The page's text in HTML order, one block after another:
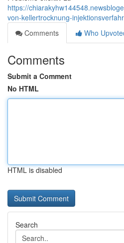
https://
von-kellertrocknung-
Comments
Who
Comments
Submit a Comment
No HTML
HTML is disabled
Search